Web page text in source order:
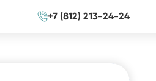
+7 (812) 213-24-24